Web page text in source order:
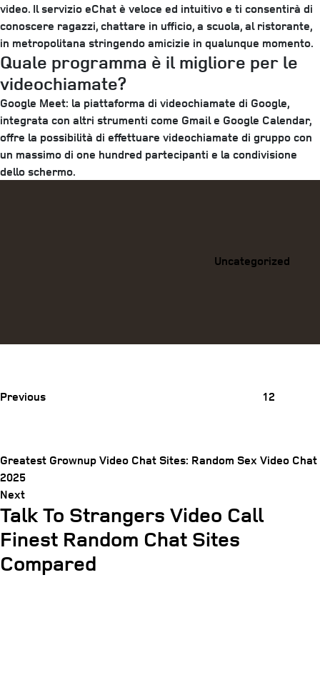
video. Il servizio eChat è veloce ed intuitivo e ti consentirà di
conoscere ragazzi, chattare in ufficio, a scuola, al ristorante,
in metropolitana stringendo amicizie in qualunque momento.
Quale programma è il migliore per le
videochiamate?
Google Meet: la piattaforma di videochiamate di Google,
integrata con altri strumenti come Gmail e Google Calendar,
offre la possibilità di effettuare videochiamate di gruppo con
un massimo di one hundred partecipanti e la condivisione
dello schermo.
Uncategorized
Post
navigation
Previous
12
Greatest Grownup Video Chat Sites: Random Sex Video Chat
2025
Next
Post
Next
Talk To Strangers Video Call
Finest Random Chat Sites
Compared